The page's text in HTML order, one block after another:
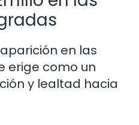
en las
erige como un
y lealtad hacia